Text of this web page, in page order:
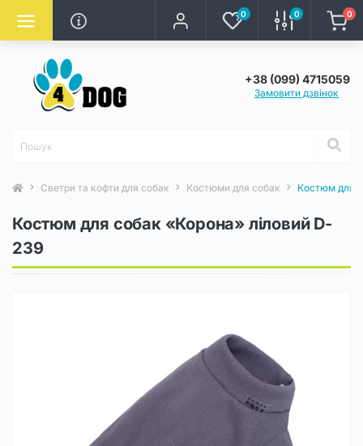
0 0 0
+38 (099) 4715059
Замовити дзвінок
Светри та кофти для собак Костюми для собак Костюм для
Костюм для собак «Корона» ліловий D-
239